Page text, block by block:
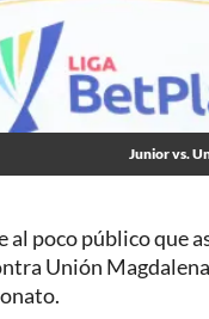
Junior vs.
al poco público que
Unión